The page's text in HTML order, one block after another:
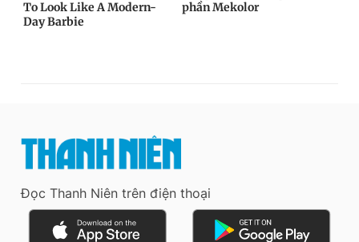
Đọc Thanh Niên trên điện thoại